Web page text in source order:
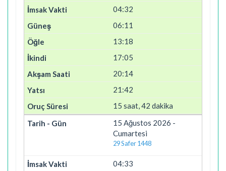
04:32
06:11
13:18
17:05
20:14
21:42
15 saat, 42 dakika
15 Ağustos 2026 -
Cumartesi
29 Safer 1448
04:33